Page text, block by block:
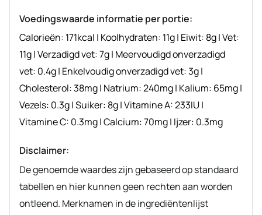
Voedingswaarde informatie per portie:
Calorieën: 171kcal | Koolhydraten: 11g| Eiwit: 8g|Vet:
11g|Verzadigd vet:7g| Meervoudigd onverzadigd
vet: 0.4g| Enkelvoudig onverzadigd vet:3g|
Cholesterol:38mg| Natrium:240mg| Kalium: 65mg|
Vezels: 0.3g|Suiker: 8g|Vitamine A:233IU|
Vitamine C: 0.3mg|Calcium:70mg| Ijzer: 0.3mg
Disclaimer:
De genoemde waardes zijn gebaseerd op standaard
tabellen en hier kunnen geen rechten aan worden
ontleend. Merknamen in de ingrediëntenlijst